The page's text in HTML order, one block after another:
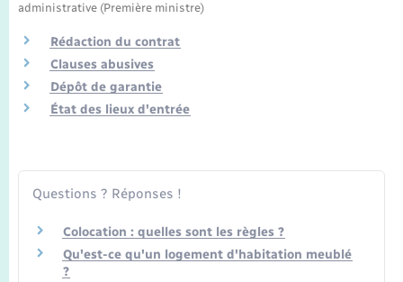
Nouvel habitant
Numérique
Sécurité - Prévention
Seniors
La Communauté de communes
administrative (Première ministre)
Rédaction du contrat
Clauses abusives
Dépôt de garantie
État des lieux d'entrée
Questions ? Réponses !
Colocation : quelles sont les règles ?
Qu'est-ce qu'un logement d'habitation meublé
?